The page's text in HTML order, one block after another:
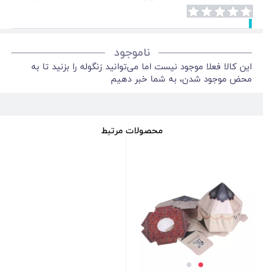
ناموجود
این کالا فعلا موجود نیست اما می‌توانید زنگوله را بزنید تا به
محض موجود شدن، به شما خبر دهیم
محصولات مرتبط